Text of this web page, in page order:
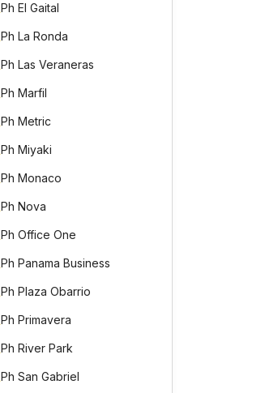
Ph El Gaital
Ph La Ronda
Ph Las Veraneras
Ph Marfil
Ph Metric
Ph Miyaki
Ph Monaco
Ph Nova
Ph Office One
Ph Panama Business
Ph Plaza Obarrio
Ph Primavera
Ph River Park
Ph San Gabriel